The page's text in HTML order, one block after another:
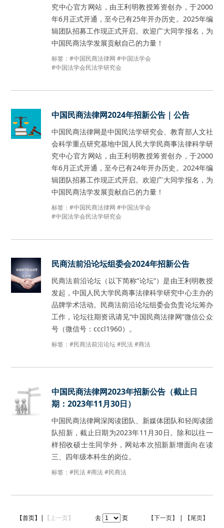
究中心官方网站，由王利明教授筹资创办，于2000
年6月正式开通，至今已有25年开办历史。2025年编
辑团队招募工作现正式开启。欢迎广大同学报名，为
中国民商法学发展贡献自己的力量！
标签：#中国民商法律网 #中国法学会
#中国法学会民法学研究会
中国民商法律网2024年招新公告｜公告
中国民商法律网是中国民法学研究会、教育部人文社
会科学重点研究基地中国人民大学民商事法律科学研
究中心官方网站，由王利明教授筹资创办，于2000
年6月正式开通，至今已有24年开办历史。2024年编
辑团队招募工作现正式开启。欢迎广大同学报名，为
中国民商法学发展贡献自己的力量！
标签：#中国民商法律网 #中国法学会
#中国法学会民法学研究会
民商法前沿论坛组委会2024年招新公告
民商法前沿论坛（以下简称“论坛”）是由王利明教授
发起，中国人民大学民商事法律科学研究中心主办的
品牌学术活动。民商法前沿论坛组委会负责论坛筹办
工作，论坛往期资讯请见“中国民商法律网”微信公众
号（微信号：cccl1960）。
标签：#民商法前沿论坛#民法#商法
中国民商法律网2023年招新公告（截止日
期：2023年11月30日）
中国民商法律网深阅读团队、新媒体团队和轻阅读团
队招新，截止日期为2023年11月30日。除和以往一
样招收硕士生同学外，网站本次招新新增面向在读
三、四年级本科生的岗位。
标签：#民法#商法#民商法
【首页】| 【上一页】 去 页 【下一页】 | 【尾页】